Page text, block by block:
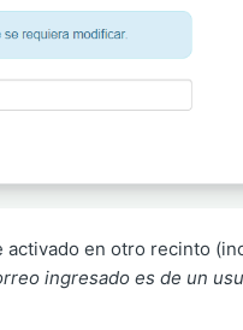
en otro recinto
ingresado es de un